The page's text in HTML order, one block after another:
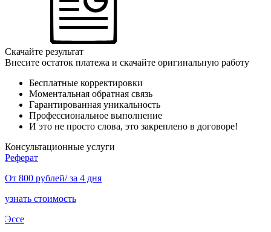
Скачайте результат
Внесите остаток платежа и скачайте оригинальную работу
Бесплатные корректировки
Моментальная обратная связь
Гарантированная уникальность
Профессиональное выполнение
И это не просто слова, это закреплено в договоре!
Консультационные услуги
Реферат
От 800 рублей/ за 4 дня
узнать стоимость
Эссе